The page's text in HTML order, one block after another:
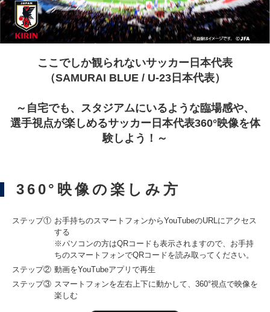
ここでしか観られないサッカー日本代表
（SAMURAI BLUE / U-23日本代表）
～自宅でも、スタジアムにいるような臨場感や、
選手視点が楽しめるサッカー日本代表360°映像を体
験しよう！～
360°映像の楽しみ方
ステップ① お手持ちのスマートフォンからYouTubeのURLにアクセス
する
※パソコンの方はQRコードも表示されますので、お手持
ちのスマートフォンでQRコードを読み取ってください。
ステップ② 動画をYouTubeアプリで再生
ステップ③ スマートフォンを左右上下に動かして、360°視点で映像を
楽しむ